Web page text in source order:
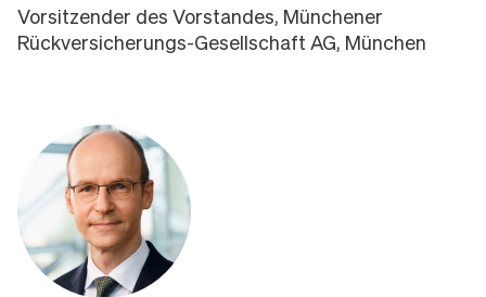
Vorsitzender des Vorstandes, Münchener
Rückversicherungs-Gesellschaft AG, München